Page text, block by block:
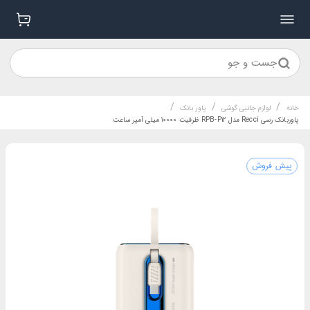
جست و جو
خانه / لوازم جانبی گوشی / پاور بانک /
پاوربانک رسی Recci مدل RPB-P12 ظرفیت 10000 میلی آمپر ساعت
پیش فروش